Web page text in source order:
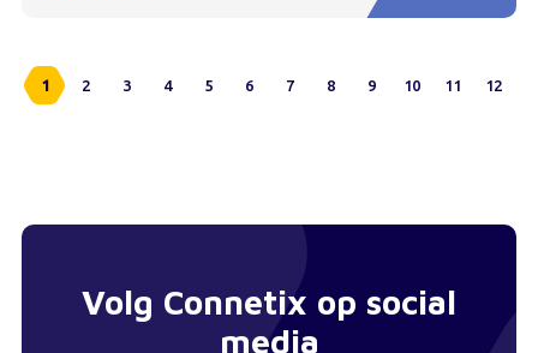
1 2 3 4 5 6 7 8 9 10 11 12
Volg Connetix op social
media